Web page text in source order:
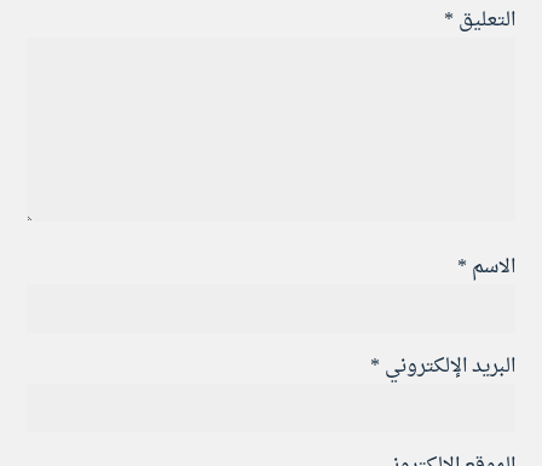
التعليق *
الاسم *
البريد الإلكتروني *